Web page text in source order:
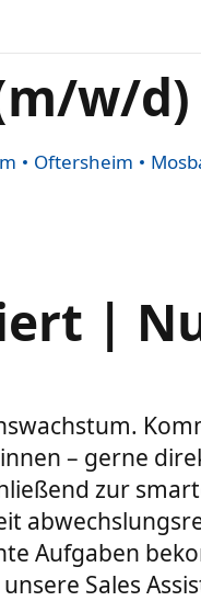
w/d)
Oftersheim
|
– gerne
zur
Aufgaben
Sales